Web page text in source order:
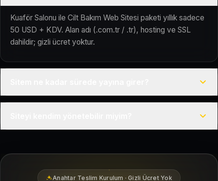
Kuaför Salonu ile Cilt Bakım Web Sitesi paketi yıllık sadece
50 USD + KDV. Alan adı (.com.tr / .tr), hosting ve SSL
dahildir; gizli ücret yoktur.
fotoğraflar, iletişim) ilettikten sonra siteniz genellikle birkaç
iş günü içinde yayına hazır olur.
paneli yer alır; hizmetlerinizi ve galeri fotoğraflarınızı teknik
Anahtar Teslim Kurulum · Gizli Ücret Yok